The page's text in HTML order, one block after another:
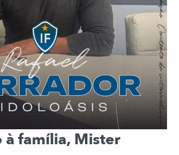
à família, Mister